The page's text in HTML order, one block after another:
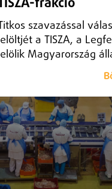
frakció
szavazással
a TISZA, a
Magyarország